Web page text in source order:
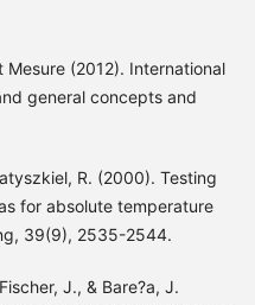
Mesure (2012). International
general concepts and
R. (2000). Testing
for absolute temperature
39(9), 2535-2544.
J., & Bare?a, J.